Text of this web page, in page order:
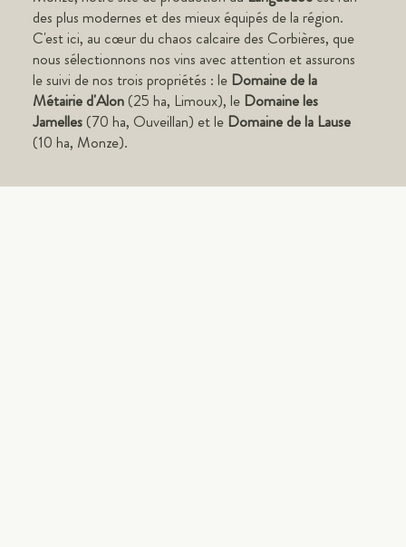
des plus modernes et des mieux équipés de la région.
C'est ici, au cœur du chaos calcaire des Corbières, que
nous sélectionnons nos vins avec attention et assurons
le suivi de nos trois propriétés : le Domaine de la
Métairie d'Alon(25 ha, Limoux), le Domaine les
Jamelles(70 ha, Ouveillan) et le Domaine de la Lause
(10 ha, Monze).